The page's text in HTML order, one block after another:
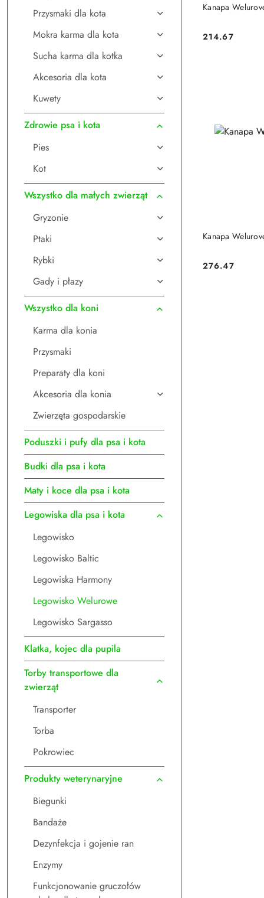
Przysmaki dla kota
Mokra karma dla kota
Sucha karma dla kotka
Akcesoria dla kota
Kuwety
Zdrowie psa i kota
Pies
Kot
Wszystko dla małych zwierząt
Gryzonie
Ptaki
Rybki
Gady i płazy
Wszystko dla koni
Karma dla konia
Przysmaki
Preparaty dla koni
Akcesoria dla konia
Zwierzęta gospodarskie
Poduszki i pufy dla psa i kota
Budki dla psa i kota
Maty i koce dla psa i kota
Legowiska dla psa i kota
Legowisko
Legowisko Baltic
Legowiska Harmony
Legowisko Welurowe
Legowisko Sargasso
Klatka, kojec dla pupila
Torby transportowe dla
zwierząt
Transporter
Torba
Pokrowiec
Produkty weterynaryjne
Biegunki
Bandaże
Dezynfekcja i gojenie ran
Enzymy
Funkcjonowanie gruczołów
Kanapa
Cena:
214.67
Kanapa
Cena:
276.47